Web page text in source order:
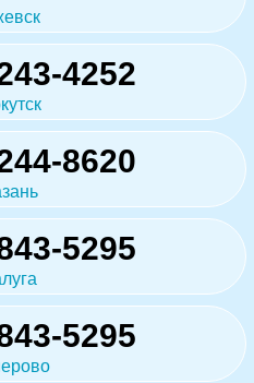
4252
8620
5295
5295